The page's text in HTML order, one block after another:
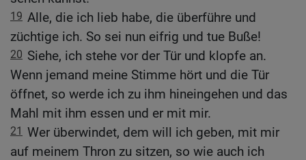
19 Alle, die ich lieb habe, die überführe und
züchtige ich. So sei nun eifrig und tue Buße!
20 Siehe, ich stehe vor der Tür und klopfe an.
Wenn jemand meine Stimme hört und die Tür
öffnet, so werde ich zu ihm hineingehen und das
Mahl mit ihm essen und er mit mir.
21 Wer überwindet, dem will ich geben, mit mir
auf meinem Thron zu sitzen, so wie auch ich